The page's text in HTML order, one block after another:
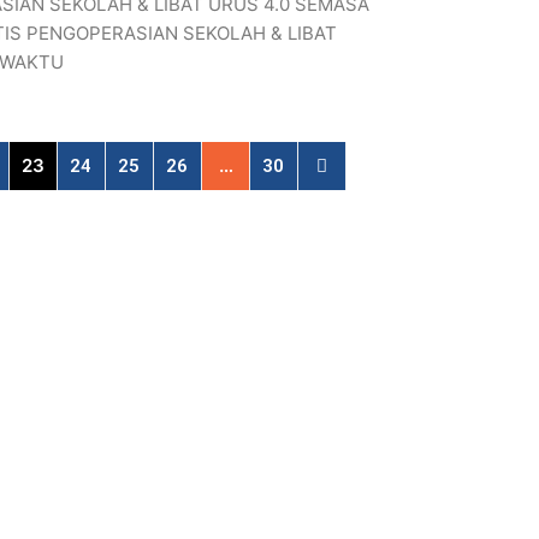
PENGOPERASIAN SEKOLAH & LIBAT
23 24 25 26 … 30